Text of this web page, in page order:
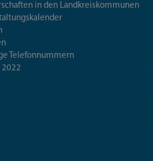
in den Landkreiskommunen
Telefonnummern
2022